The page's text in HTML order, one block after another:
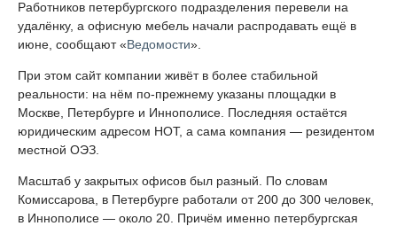
Работников петербургского подразделения перевели на
удалёнку, а офисную мебель начали распродавать ещё в
июне, сообщают «Ведомости».
При этом сайт компании живёт в более стабильной
реальности: на нём по-прежнему указаны площадки в
Москве, Петербурге и Иннополисе. Последняя остаётся
юридическим адресом НОТ, а сама компания — резидентом
местной ОЭЗ.
Масштаб у закрытых офисов был разный. По словам
Комиссарова, в Петербурге работали от 200 до 300 человек,
в Иннополисе — около 20. Причём именно петербургская